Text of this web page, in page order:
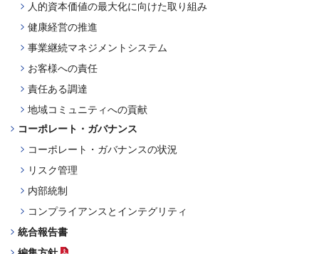
人的資本価値の最大化に向けた取り組み
健康経営の推進
事業継続マネジメントシステム
お客様への責任
責任ある調達
地域コミュニティへの貢献
コーポレート・ガバナンス
コーポレート・ガバナンスの状況
リスク管理
内部統制
コンプライアンスとインテグリティ
統合報告書